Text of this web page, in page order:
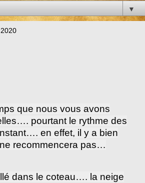
▼
que nous vous avons
pourtant le rythme des
en effet, il y a bien
recommencera pas…
dans le coteau…. la neige